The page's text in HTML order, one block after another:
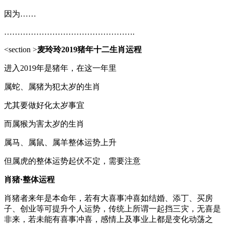
因为……
………………………………………….
<section >麦玲玲2019猪年十二生肖运程
进入2019年是猪年，在这一年里
属蛇、属猪为犯太岁的生肖
尤其要做好化太岁事宜
而属猴为害太岁的生肖
属马、属鼠、属羊整体运势上升
但属虎的整体运势起伏不定，需要注意
肖猪·整体运程
肖猪者来年是本命年，若有大喜事冲喜如结婚、添丁、买房
子、创业等可提升个人运势，传统上所谓一起挡三灾，无喜是
非来，若未能有喜事冲喜，感情上及事业上都是变化动荡之